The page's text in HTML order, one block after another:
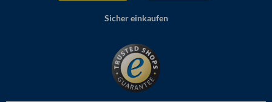
Sicher einkaufen